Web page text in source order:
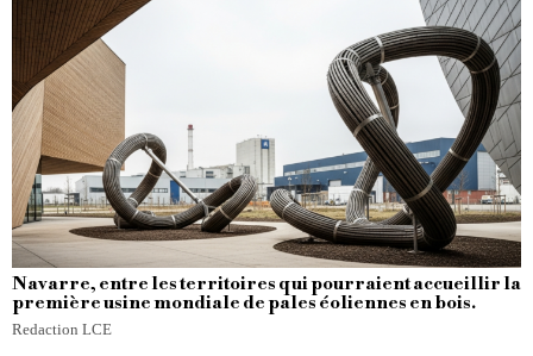
Navarre, entre les territoires qui pourraient accueillir la
première usine mondiale de pales éoliennes en bois.
Redaction LCE